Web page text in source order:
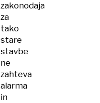
zakonodaja
za
tako
stare
stavbe
ne
zahteva
alarma
in